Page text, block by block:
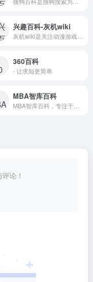
兴趣百科-灰机wiki
360百科
- 让求知更简单
MBA智库百科
论！